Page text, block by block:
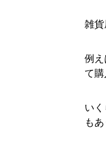
雑貨
例
て購
い
もあ